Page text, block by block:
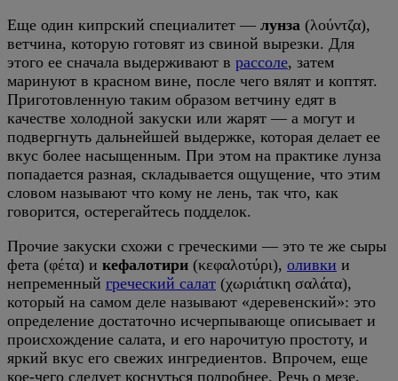
Еще один кипрский специалитет — лунза (λούντζα),
ветчина, которую готовят из свиной вырезки. Для
этого ее сначала выдерживают в рассоле, затем
маринуют в красном вине, после чего вялят и коптят.
Приготовленную таким образом ветчину едят в
качестве холодной закуски или жарят — а могут и
подвергнуть дальнейшей выдержке, которая делает ее
вкус более насыщенным. При этом на практике лунза
попадается разная, складывается ощущение, что этим
словом называют что кому не лень, так что, как
говорится, остерегайтесь подделок.
Прочие закуски схожи с греческими — это те же сыры
фета (φέτα) и кефалотири (κεφαλοτύρι), оливки и
непременный греческий салат (χωριάτικη σαλάτα),
который на самом деле называют «деревенский»: это
определение достаточно исчерпывающе описывает и
происхождение салата, и его нарочитую простоту, и
яркий вкус его свежих ингредиентов. Впрочем, еще
кое-чего следует коснуться подробнее. Речь о мезе.